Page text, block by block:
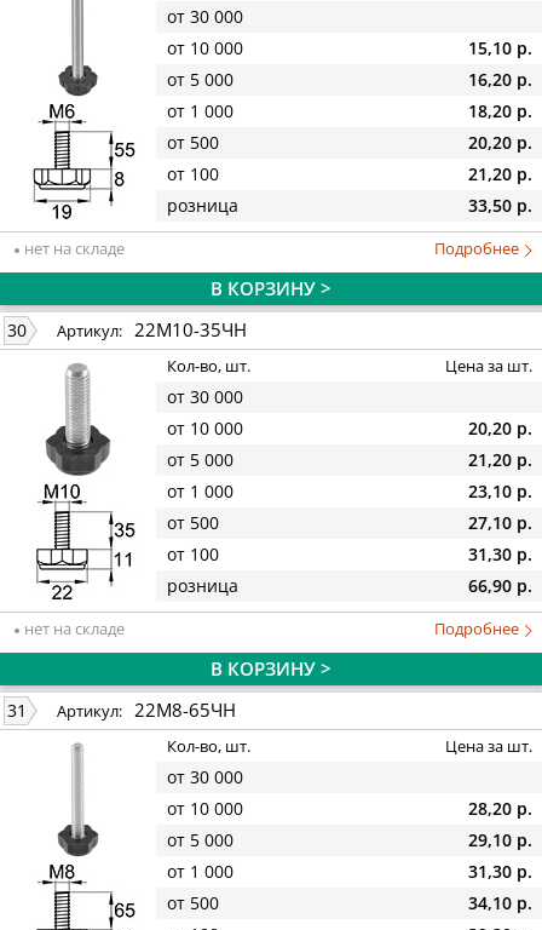
от 30 000
от 10 000
15,10 р.
от 5 000
16,20 р.
от 1 000
18,20 р.
от 500
20,20 р.
от 100
21,20 р.
розница
33,50 р.
нет на складе Подробнее
В КОРЗИНУ >
30 Артикул: 22М10-35ЧН
Кол-во, шт. Цена за шт.
от 30 000
от 10 000
20,20 р.
от 5 000
21,20 р.
от 1 000
23,10 р.
от 500
27,10 р.
от 100
31,30 р.
розница
66,90 р.
нет на складе Подробнее
В КОРЗИНУ >
31 Артикул: 22М8-65ЧН
Кол-во, шт. Цена за шт.
от 30 000
от 10 000
28,20 р.
от 5 000
29,10 р.
от 1 000
31,30 р.
от 500
34,10 р.